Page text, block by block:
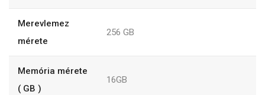
Merevlemez
mérete
256 GB
Memória mérete
( GB )
16GB